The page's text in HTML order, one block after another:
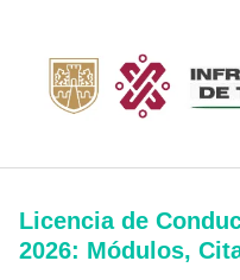
contenido
Licencia de
2026: Módulos,